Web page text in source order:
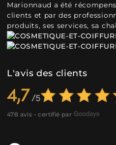
Marionnaud a été
clients et par des
produits, ses services, sa
L'avis des clients
4,7
478 avis - certifié par